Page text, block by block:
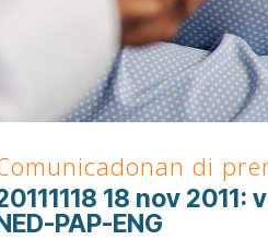
di
18 nov
PAP-ENG